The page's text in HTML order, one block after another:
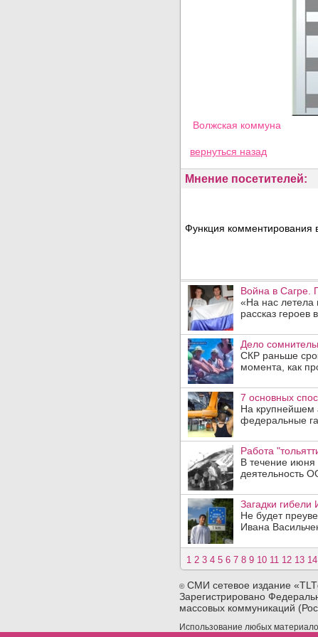
Волжская коммуна
вернуться назад
Мнение посетителей:
Функция комментирования
Война в Сагре.
«На нас
рассказ героев
Дело
СКР раньше
момента, как
7 основных
На крупнейшем
федеральные
Работа
В течение июня
деятельность
Загадки
Не будет
Ивана
1 2 3 4 5 6 7 8 9 10 11 12 13 14
©СМИ сетевое издание
Зарегистрировано
массовых коммуникаций
Использование любых